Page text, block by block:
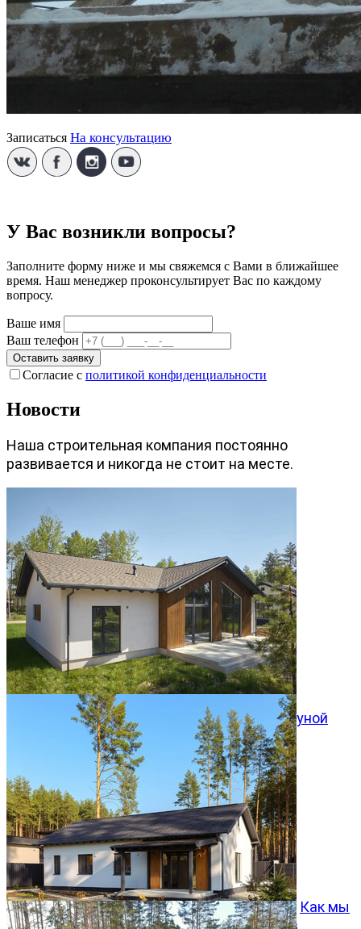
Записаться На консультацию
У Вас возникли вопросы?
Заполните форму ниже и мы свяжемся с Вами в ближайшее
время. Наш менеджер проконсультирует Вас по каждому
вопросу.
Ваше имя
Ваш телефон
Оставить заявку
Согласие с политикой конфиденциальности
Новости
Наша строительная компания постоянно
развивается и никогда не стоит на месте.
Одноэтажный дом со вторым светом и сауной
Хвойный 140м²
10.08.2026
Как мы